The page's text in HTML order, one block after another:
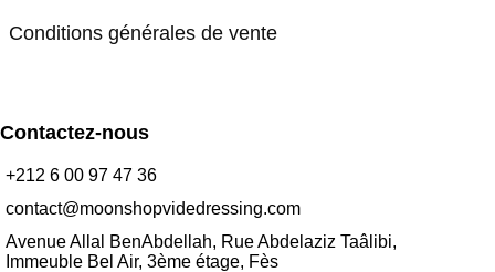
Conditions générales de vente
Contactez-nous
+212 6 00 97 47 36
contact@moonshopvidedressing.com
Avenue Allal BenAbdellah, Rue Abdelaziz Taâlibi,
Immeuble Bel Air, 3ème étage, Fès